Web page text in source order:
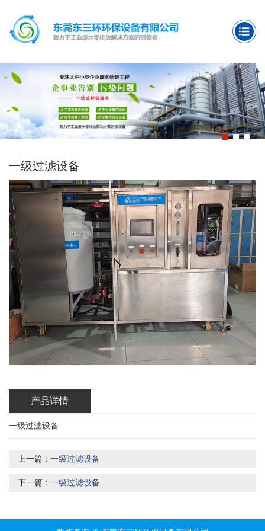
一级过滤设备
产品详情
一级过滤设备
上一篇：一级过滤设备
下一篇：一级过滤设备